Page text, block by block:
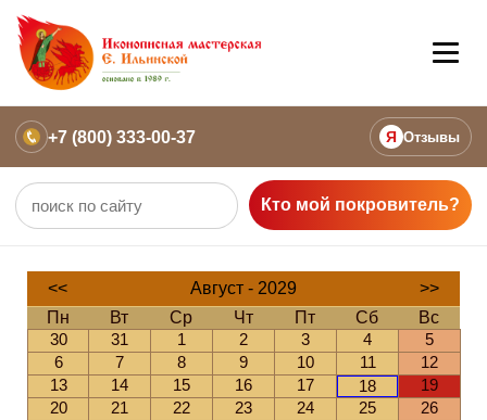
+7 (800) 333-00-37 Я Отзывы
Кто мой покровитель?
<< Август - 2029
>>
Пн
Вт Ср Чт Пт Сб
Вс
30
31 1 2 3 4
5
6
7 8 9 10 11
12
13
14 15 16 17 18
19
20
21 22 23 24 25
26